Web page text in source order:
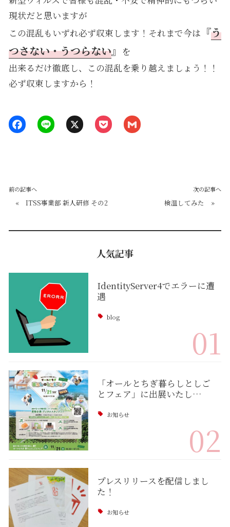
現状だと思いますが
この混乱もいずれ必ず収束します！それまで今は 『う
つさない・うつらない』
を
出来るだけ徹底し、この混乱を乗り越えましょう！！
必ず収束しますから！
前の記事へ
« ITSS事業部 新人研修 その2
次の記事へ
検温してみた »
人気記事
IdentityServer4でエラーに遭
遇
blog
01
「オールとちぎ暮らしとしご
とフェア」に出展いたし…
お知らせ
02
プレスリリースを配信しまし
た！
お知らせ